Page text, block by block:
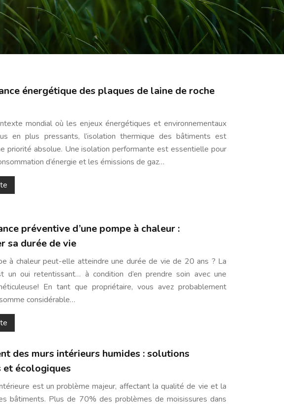
énergétique des plaques de laine de roche
mondial où les enjeux énergétiques et environnementaux
en plus pressants, l’isolation thermique des bâtiments est
priorité absolue. Une isolation performante est essentielle pour
d’énergie et les émissions de gaz…
préventive d’une pompe à chaleur :
sa durée de vie
à chaleur peut-elle atteindre une durée de vie de 20 ans ? La
un oui retentissant… à condition d’en prendre soin avec une
En tant que propriétaire, vous avez probablement
considérable…
des murs intérieurs humides : solutions
et écologiques
est un problème majeur, affectant la qualité de vie et la
bâtiments. Plus de 70% des problèmes de moisissures dans